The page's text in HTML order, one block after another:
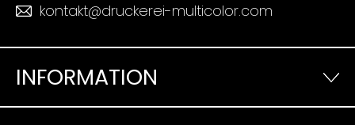
kontakt@druckerei-multicolor.com
INFORMATION